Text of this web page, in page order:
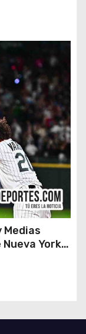
Medias
York